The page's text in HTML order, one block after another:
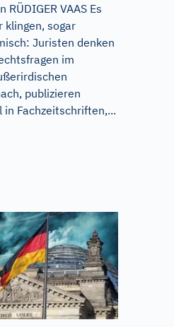
RÜDIGER VAAS Es
klingen, sogar
Juristen denken
im
publizieren
Fachzeitschriften,...